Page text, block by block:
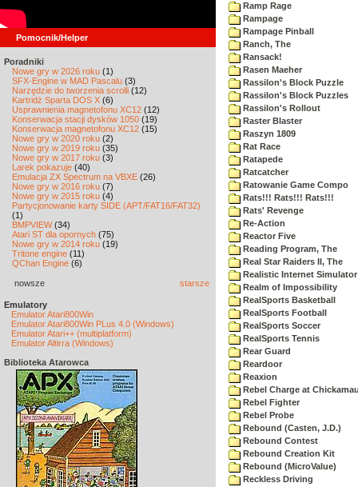
Pomocnik/Helper
Poradniki
Nowe gry w 2026 roku (1)
SFX-Engine w MAD Pascalu (3)
Narzędzie do tworzenia scrolli (12)
Kartridż Sparta DOS X (6)
Usprawnienia magnetofonu XC12 (12)
Konserwacja stacji dysków 1050 (19)
Konserwacja magnetofonu XC12 (15)
Nowe gry w 2020 roku (2)
Nowe gry w 2019 roku (35)
Nowe gry w 2017 roku (3)
Larek pokazuje (40)
Emulacja ZX Spectrum na VBXE (26)
Nowe gry w 2016 roku (7)
Nowe gry w 2015 roku (4)
Partycjonowanie karty SIDE (APT/FAT16/FAT32)
(1)
BMPVIEW(34)
Atari ST dla opornych (75)
Nowe gry w 2014 roku (19)
Tritone engine (11)
QChan Engine (6)
nowsze starsze
Emulatory
Emulator Atari800Win
Emulator Atari800Win PLus 4.0 (Windows)
Emulator Atari++ (multiplatform)
Emulator Altirra (Windows)
Biblioteka Atarowca
Ramp Rage
Rampage
Rampage Pinball
Ranch, The
Ransack!
Rasen Maeher
Rassilon's Block Puzzle
Rassilon's Block Puzzles
Rassilon's Rollout
Raster Blaster
Raszyn 1809
Rat Race
Ratapede
Ratcatcher
Ratowanie Game Compo
Rats!!! Rats!!! Rats!!!
Rats' Revenge
Re-Action
Reactor Five
Reading Program, The
Real Star Raiders II, The
Realistic Internet Simulator
Realm of Impossibility
RealSports Basketball
RealSports Football
RealSports Soccer
RealSports Tennis
Rear Guard
Reardoor
Reaxion
Rebel Charge at
Rebel Fighter
Rebel Probe
Rebound (Casten, J.D.)
Rebound Contest
Rebound Creation Kit
Rebound (MicroValue)
Reckless Driving